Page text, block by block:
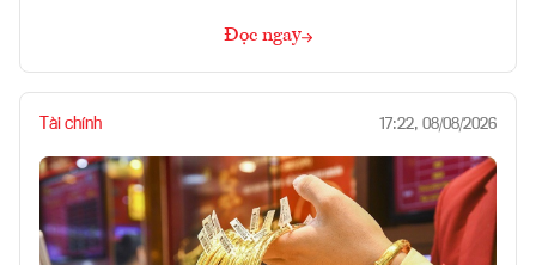
Đọc ngay
Tài chính 17:22, 08/08/2026